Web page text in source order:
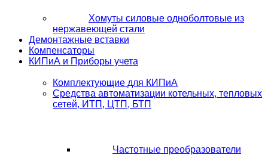
Хомуты силовые одноболтовые из
нержавеющей стали
Демонтажные вставки
Компенсаторы
КИПиА и Приборы учета
Комплектующие для КИПиА
Средства автоматизации котельных, тепловых
сетей, ИТП, ЦТП, БТП
Частотные преобразователи